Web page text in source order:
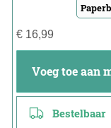
€16,99
Voeg toe aan
Bestelbaar